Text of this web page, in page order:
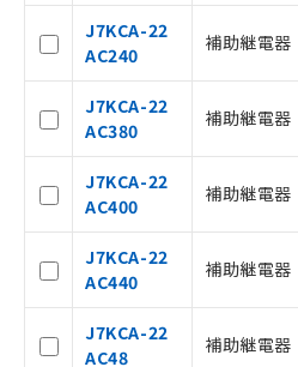
J7KCA-22
AC240
補助継電
J7KCA-22
AC380
補助継電
J7KCA-22
AC400
補助継電
J7KCA-22
AC440
補助継電
J7KCA-22
AC48
補助継電
空
白
受注生産機種
情報を公開し
事前の承諾なく第
示しないようお願
ビス）をご利用い
メンバーズにご登
お客様が当ウェブ
登録された部品リ
品・サービスに関
引・商談に必要な
※当社の共同利用
の共同利用に関し